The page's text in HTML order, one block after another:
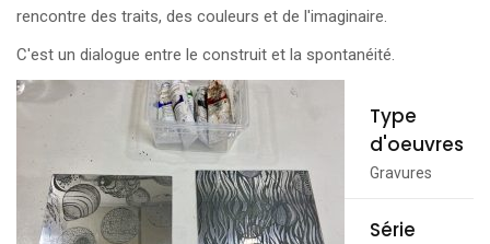
rencontre des traits, des couleurs et de l'imaginaire.
C'est un dialogue entre le construit et la spontanéité.
Type
d'oeuvres
Gravures
Série